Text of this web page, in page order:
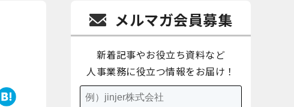
メルマガ会員募集
新着記事やお役立ち資料など
人事業務に役立つ情報をお届け！